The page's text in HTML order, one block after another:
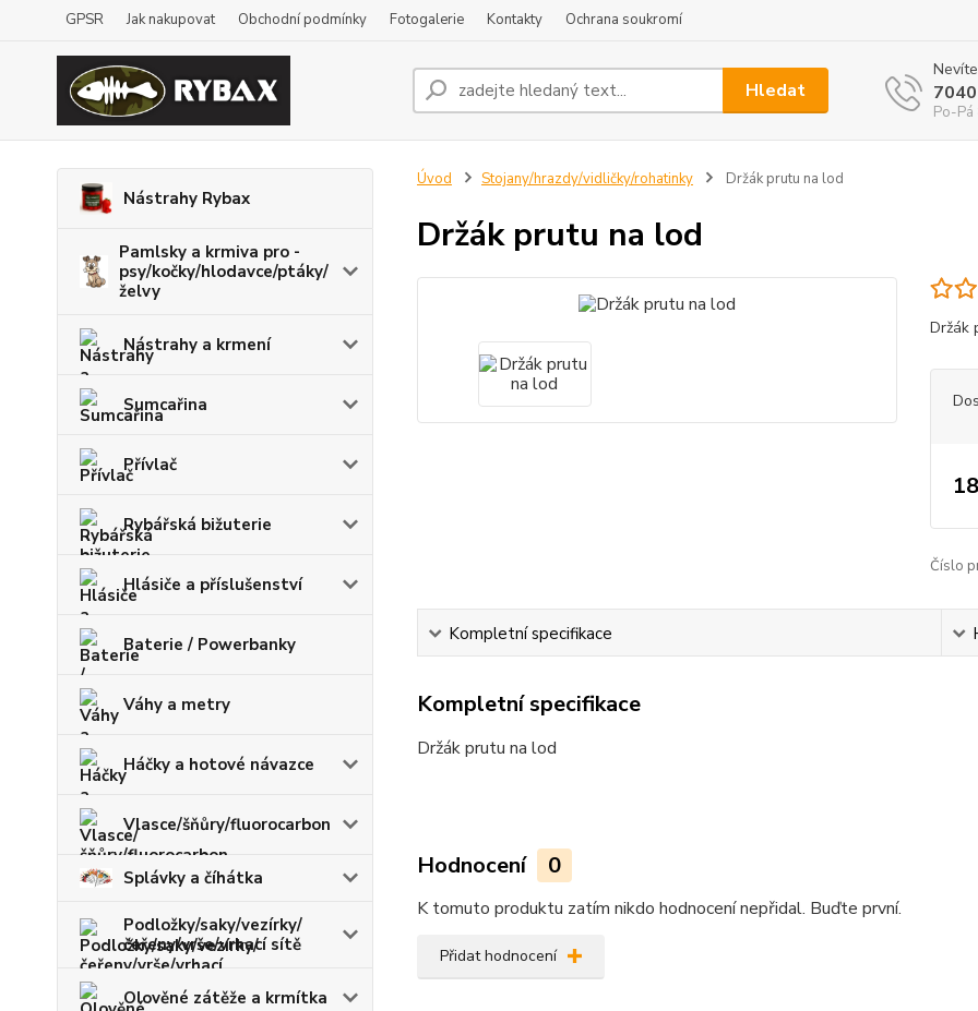
GPSR Jak nakupovat Obchodní podmínky Fotogalerie Kontakty Ochrana soukromí
Hledat
Po-
Nástrahy Rybax
Pamlsky a krmiva pro -
psy/kočky/hlodavce/ptáky/
želvy
Nástrahy a krmení
Sumcařina
Přívlač
Rybářská bižuterie
Hlásiče a příslušenství
Baterie / Powerbanky
Váhy a metry
Háčky a hotové návazce
Vlasce/šňůry/fluorocarbon
Splávky a číhátka
Podložky/saky/vezírky/
čeřeny/vrše/vrhací sítě
Olověné zátěže a krmítka
Úvod Stojany/hrazdy/vidličky/rohatinky Držák prutu na lod
Držák prutu na lod
Držák
Číslo
Kompletní specifikace
Kompletní specifikace
Držák prutu na lod
Hodnocení 0
K tomuto produktu zatím nikdo hodnocení nepřidal. Buďte první.
Přidat hodnocení